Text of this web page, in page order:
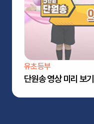
유초등부
단원송 영상 미리 보기